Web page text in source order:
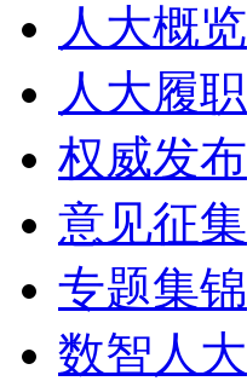
人大概览
人大履职
权威发布
意见征集
专题集锦
数智人大